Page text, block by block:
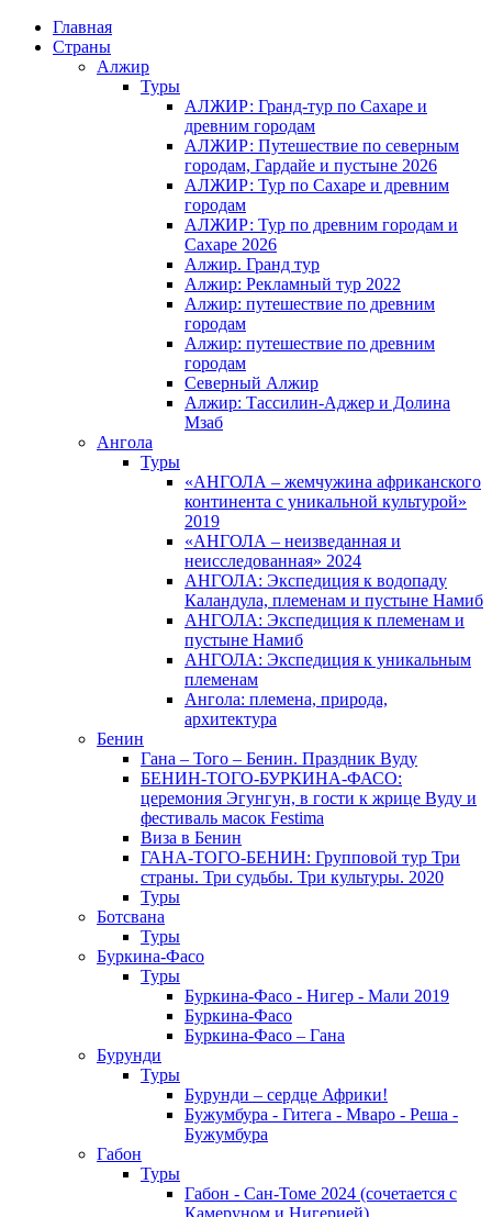
Главная
Страны
Алжир
Туры
АЛЖИР: Гранд-тур по Сахаре и
древним городам
АЛЖИР: Путешествие по северным
городам, Гардайе и пустыне 2026
АЛЖИР: Тур по Сахаре и древним
городам
АЛЖИР: Тур по древним городам и
Сахаре 2026
Алжир. Гранд тур
Алжир: Рекламный тур 2022
Алжир: путешествие по древним
городам
Алжир: путешествие по древним
городам
Северный Алжир
Алжир: Тассилин-Аджер и Долина
Мзаб
Ангола
Туры
«АНГОЛА – жемчужина африканского
континента с уникальной культурой»
2019
«АНГОЛА – неизведанная и
неисследованная» 2024
АНГОЛА: Экспедиция к водопаду
Каландула, племенам и пустыне Намиб
АНГОЛА: Экспедиция к племенам и
пустыне Намиб
АНГОЛА: Экспедиция к уникальным
племенам
Ангола: племена, природа,
архитектура
Бенин
Гана – Того – Бенин. Праздник Вуду
БЕНИН-ТОГО-БУРКИНА-ФАСО:
церемония Эгунгун, в гости к жрице Вуду и
фестиваль масок Festima
Виза в Бенин
ГАНА-ТОГО-БЕНИН: Групповой тур Три
страны. Три судьбы. Три культуры. 2020
Туры
Ботсвана
Туры
Буркина-Фасо
Туры
Буркина-Фасо - Нигер - Мали 2019
Буркина-Фасо
Буркина-Фасо – Гана
Бурунди
Туры
Бурунди – сердце Африки!
Бужумбура - Гитега - Мваро - Реша -
Бужумбура
Габон
Туры
Габон - Сан-Томе 2024 (сочетается с
Камеруном и Нигерией)